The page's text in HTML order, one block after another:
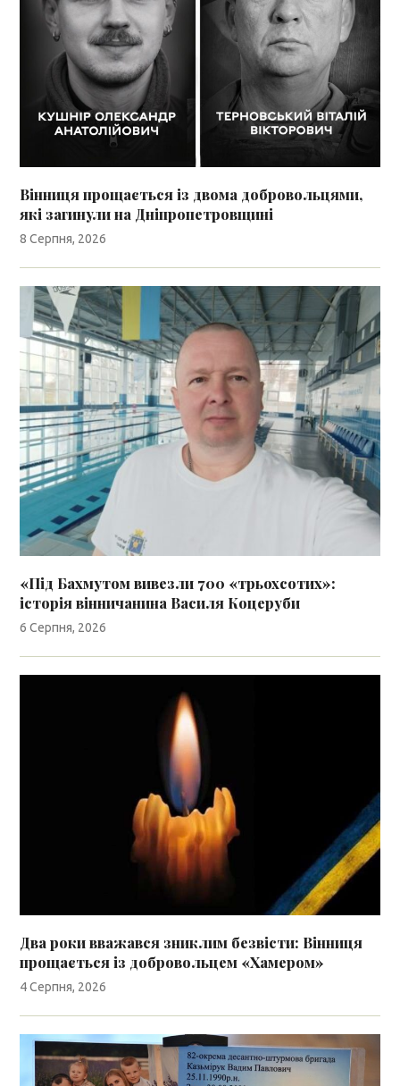
Вінниця прощається із двома добровольцями,
які загинули на Дніпропетровщині
8 Серпня, 2026
«Під Бахмутом вивезли 700 «трьохсотих»:
історія вінничанина Василя Коцеруби
6 Серпня, 2026
Два роки вважався зниклим безвісти: Вінниця
прощається із добровольцем «Хамером»
4 Серпня, 2026